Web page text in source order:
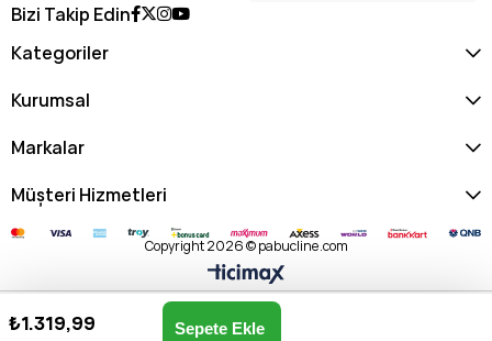
Bizi Takip Edin
Kategoriler
Kurumsal
Markalar
Müşteri Hizmetleri
Copyright 2026 © pabucline.com
U.s. Polo Assn. Kadın Portföy Çanta USC24457-TAŞ
₺1.319,99
Anasayfa Favorilerim